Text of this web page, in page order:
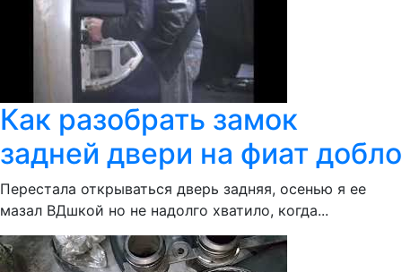
Как разобрать замок
задней двери на фиат добло
Перестала открываться дверь задняя, осенью я ее
мазал ВДшкой но не надолго хватило, когда...